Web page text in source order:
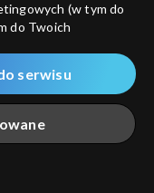
(w tym do
do Twoich
udostępnianie
przez
zwanych dalej
za pomocą
serwisu